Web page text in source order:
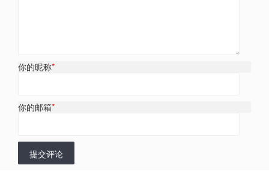
你的昵称*
你的邮箱*
提交评论